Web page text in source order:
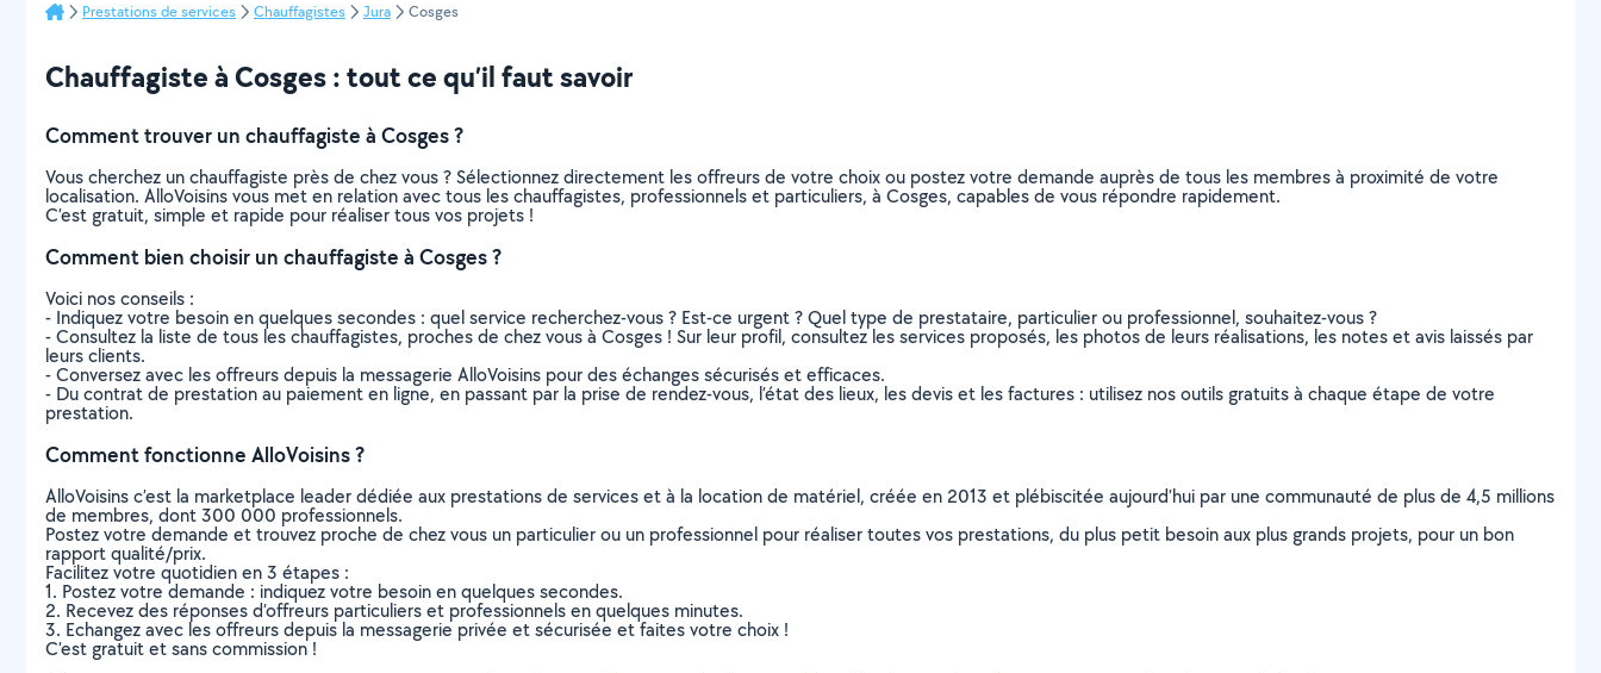
Prestations de services Chauffagistes Jura Cosges
Chauffagiste à Cosges : tout ce qu’il faut savoir
Comment trouver un chauffagiste à Cosges ?
Vous cherchez un chauffagiste près de chez vous ? Sélectionnez directement les offreurs de votre choix ou postez votre demande auprès de tous les membres à proximité de votre
localisation. AlloVoisins vous met en relation avec tous les chauffagistes, professionnels et particuliers, à Cosges, capables de vous répondre rapidement.
C’est gratuit, simple et rapide pour réaliser tous vos projets !
Comment bien choisir un chauffagiste à Cosges ?
Voici nos conseils :
- Indiquez votre besoin en quelques secondes : quel service recherchez-vous ? Est-ce urgent ? Quel type de prestataire, particulier ou professionnel, souhaitez-vous ?
- Consultez la liste de tous les chauffagistes, proches de chez vous à Cosges ! Sur leur profil, consultez les services proposés, les photos de leurs réalisations, les notes et avis laissés par
leurs clients.
- Conversez avec les offreurs depuis la messagerie AlloVoisins pour des échanges sécurisés et efficaces.
- Du contrat de prestation au paiement en ligne, en passant par la prise de rendez-vous, l’état des lieux, les devis et les factures : utilisez nos outils gratuits à chaque étape de votre
prestation.
Comment fonctionne AlloVoisins ?
AlloVoisins c’est la marketplace leader dédiée aux prestations de services et à la location de matériel, créée en 2013 et plébiscitée aujourd’hui par une communauté de plus de 4,5 millions
de membres, dont 300 000 professionnels.
Postez votre demande et trouvez proche de chez vous un particulier ou un professionnel pour réaliser toutes vos prestations, du plus petit besoin aux plus grands projets, pour un bon
rapport qualité/prix.
Facilitez votre quotidien en 3 étapes :
1. Postez votre demande : indiquez votre besoin en quelques secondes.
2. Recevez des réponses d’offreurs particuliers et professionnels en quelques minutes.
3. Echangez avec les offreurs depuis la messagerie privée et sécurisée et faites votre choix !
C’est gratuit et sans commission !